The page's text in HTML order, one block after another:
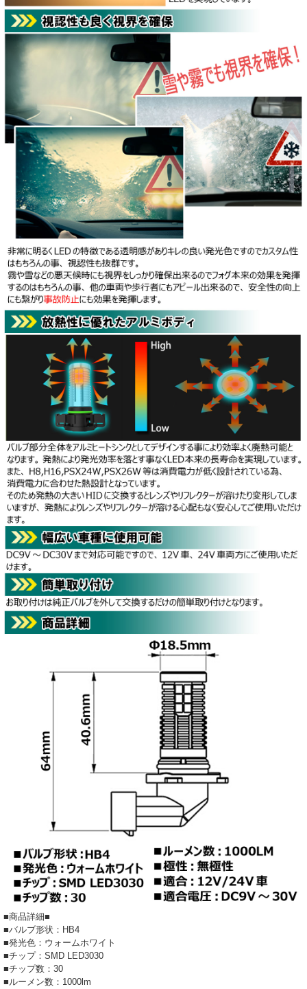
■商品詳細■
■バルブ形状：HB4
■発光色：ウォームホワイト
■チップ：SMD LED3030
■チップ数：30
■ルーメン数：1000lm